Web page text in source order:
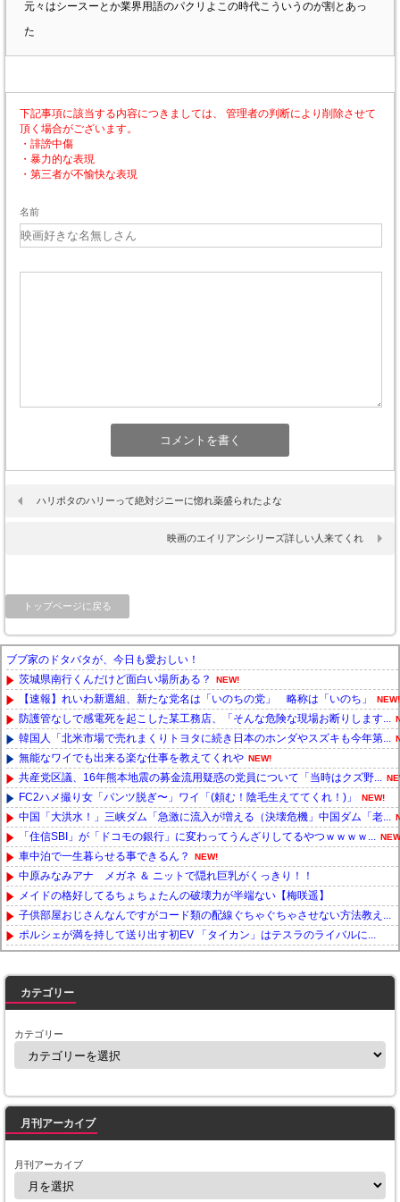
元々はシースーとか業界用語のパクリよこの時代こういうのが割とあっ
た
下記事項に該当する内容につきましては、 管理者の判断により削除させて
頂く場合がございます。
・誹謗中傷
・暴力的な表現
・第三者が不愉快な表現
名前
ハリポタのハリーって絶対ジニーに惚れ薬盛られたよな
映画のエイリアンシリーズ詳しい人来てくれ
トップページに戻る
ブブ家のドタバタが、今日も愛おしい！
茨城県南行くんだけど面白い場所ある？
NEW!
【速報】れいわ新選組、新たな党名は「いのちの党」 略称は「いのち」 NEW!
防護管なしで感電死を起こした某工務店、「そんな危険な現場お断りします...
韓国人「北米市場で売れまくりトヨタに続き日本のホンダやスズキも今年第...
無能なワイでも出来る楽な仕事を教えてくれや NEW!
共産党区議、16年熊本地震の募金流用疑惑の党員について「当時はクズ野...
FC2ハメ撮り女「パンツ脱ぎ〜」ワイ「(頼む！陰毛生えててくれ！)」 NEW!
中国「大洪水！」三峡ダム「急激に流入が増える（決壊危機」中国ダム「老...
「住信SBI」が「ドコモの銀行」に変わってうんざりしてるやつｗｗｗｗ...
車中泊で一生暮らせる事できるん？ NEW!
中原みなみアナ メガネ ＆ ニットで隠れ巨乳がくっきり！！
メイドの格好してるちょちょたんの破壊力が半端ない【梅咲遥】
子供部屋おじさんなんですがコード類の配線ぐちゃぐちゃさせない方法教え...
ポルシェが満を持して送り出す初EV 「タイカン」はテスラのライバルに...
カテゴリー
カテゴリー
月刊アーカイブ
月刊アーカイブ